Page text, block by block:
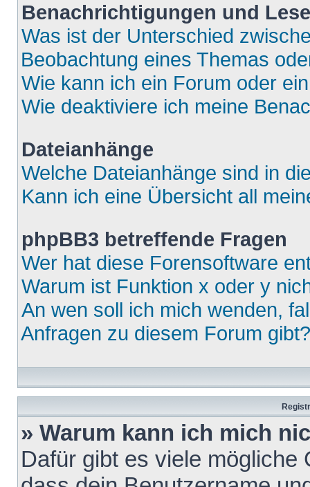
Benachrichtigungen und
Was ist der Unterschied
Beobachtung eines Themas
Wie kann ich ein Forum oder
Wie deaktiviere ich meine
Dateianhänge
Welche Dateianhänge sind in
Kann ich eine Übersicht all
phpBB3 betreffende Fragen
Wer hat diese Forensoftware
Warum ist Funktion x oder y
An wen soll ich mich wenden,
Anfragen zu diesem Forum gibt?
» Warum kann ich mich
Dafür gibt es viele